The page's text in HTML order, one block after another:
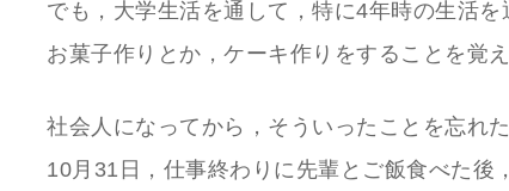
でも，大学生活を通して，特に4年時の生活を
お菓子作りとか，ケーキ作りをすることを覚え
社会人になってから，そういったことを忘れ
10月31日，仕事終わりに先輩とご飯食べた後